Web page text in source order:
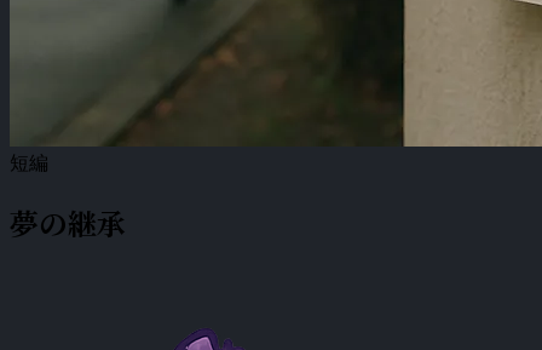
短編
夢の継承